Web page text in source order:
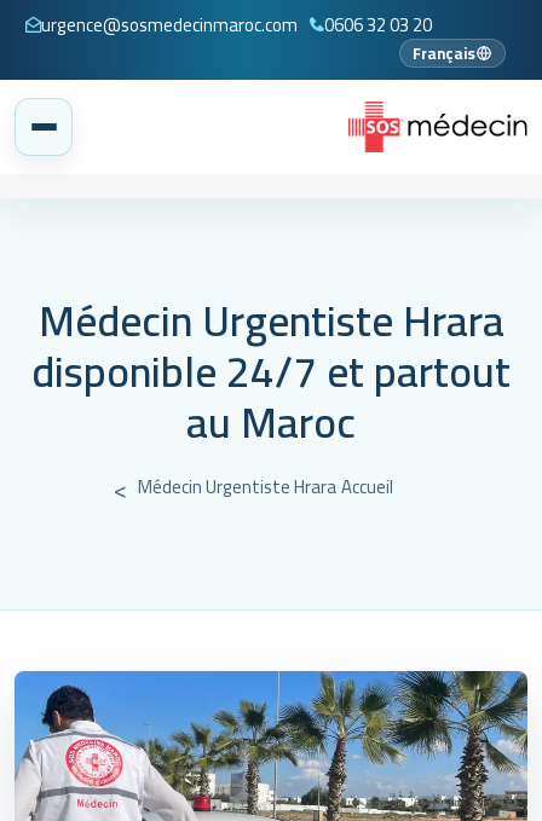
0606 32 03 20
urgence@sosmedecinmaroc.com
Français
Médecin Urgentiste Hrara
disponible 24/7 et partout
au Maroc
Accueil
Médecin Urgentiste Hrara